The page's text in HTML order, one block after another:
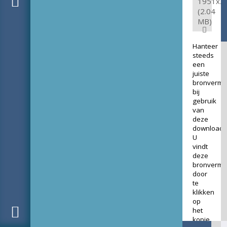
(2.04
MB)
Hanteer
steeds
een
juiste
bij
gebruik
van
deze
download.
U
vindt
deze
door
te
klikken
op
het
kopje